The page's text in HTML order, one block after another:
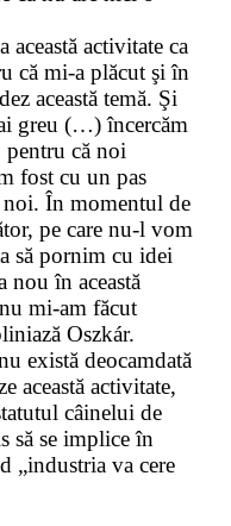
activitate ca
că mi-a plăcut şi în
această temă. Şi
greu (…) încercăm
pentru că noi
fost cu un pas
În momentul de
pe care nu-l vom
să pornim cu idei
nou în această
mi-am făcut
Oszkár.
există deocamdată
această activitate,
câinelui de
să se implice în
„industria va cere